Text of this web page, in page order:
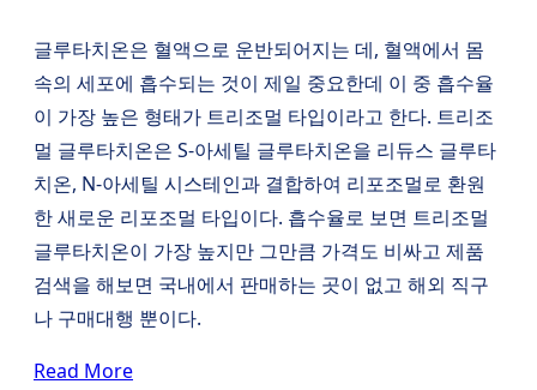
글루타치온은 혈액으로 운반되어지는 데, 혈액에서 몸
속의 세포에 흡수되는 것이 제일 중요한데 이 중 흡수율
이 가장 높은 형태가 트리조멀 타입이라고 한다. 트리조
멀 글루타치온은 S-아세틸 글루타치온을 리듀스 글루타
치온, N-아세틸 시스테인과 결합하여 리포조멀로 환원
한 새로운 리포조멀 타입이다. 흡수율로 보면 트리조멀
글루타치온이 가장 높지만 그만큼 가격도 비싸고 제품
검색을 해보면 국내에서 판매하는 곳이 없고 해외 직구
나 구매대행 뿐이다.
Read More